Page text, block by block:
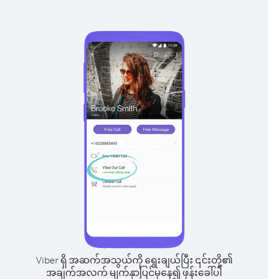
Viber ရှိ အဆက်အသွယ်ကို ရွေးချယ်ပြီး ၎င်းတို့၏
အချက်အလက် မျက်နှာပြင်မှနေ၍ ဖုန်းခေါ်ပါ